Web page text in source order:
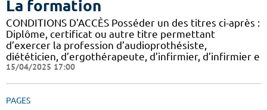
La formation
CONDITIONS D'ACCÈS Posséder un des titres ci-après :
Diplôme, certificat ou autre titre permettant
d’exercer la profession d’audioprothésiste,
diététicien, d’ergothérapeute, d’infirmier, d’infirmier e
15/04/2025 17:00
PAGES